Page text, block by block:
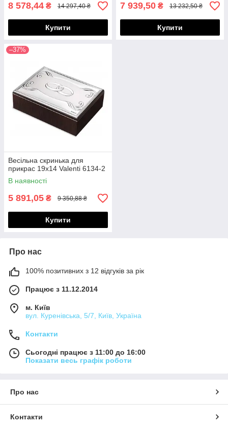
8 578,44 ₴ 14 297,40 ₴
Купити
7 939,50 ₴ 13 232,50 ₴
Купити
–37%
Весільна скринька для
прикрас 19х14 Valenti 6134-2
В наявності
5 891,05 ₴ 9 350,88 ₴
Купити
Про нас
100% позитивних з 12 відгуків за рік
Працює з 11.12.2014
м. Київ
вул. Куренівська, 5/7, Київ, Україна
Контакти
Сьогодні працює з 11:00 до 16:00
Показати весь графік роботи
Про нас
Контакти